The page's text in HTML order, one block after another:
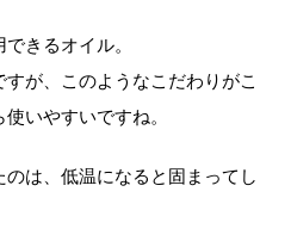
きるオイル。
が、このようなこだわりがこ
いやすいですね。
は、低温になると固まってし